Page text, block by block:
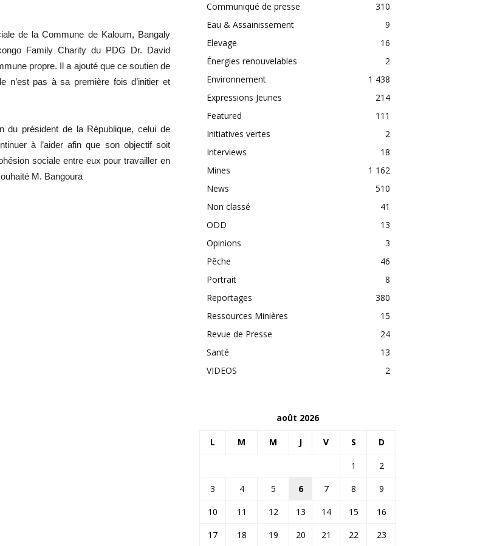
de la Commune de Kaloum, Bangaly
Family Charity du PDG Dr. David
propre. Il a ajouté que ce soutien de
n’est pas à sa première fois d’initier et
du président de la République, celui de
à l’aider afin que son objectif soit
sociale entre eux pour travailler en
M. Bangoura
Communiqué de presse
310
Eau & Assainissement
9
Elevage
16
Énergies renouvelables
2
Environnement
1 438
Expressions Jeunes
214
Featured
111
Initiatives vertes
2
Interviews
18
Mines
1 162
News
510
Non classé
41
ODD
13
Opinions
3
Pêche
46
Portrait
8
Reportages
380
Ressources Minières
15
Revue de Presse
24
Santé
13
VIDEOS
2
août 2026
L M M J V S D
1
2
3
4 5 6 7 8
9
10
11 12 13 14 15
16
17
18 19 20 21 22
23